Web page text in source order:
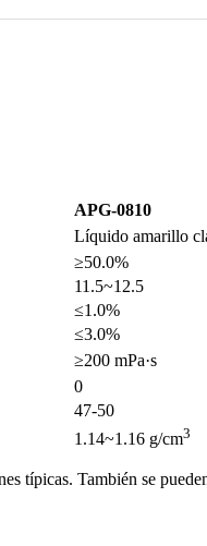
APG-0810
Líquido amarillo
≥50.0%
11.5~12.5
≤1.0%
≤3.0%
≥200 mPa·s
0
47-50
1.14~1.16 g/cm3
típicas. También se